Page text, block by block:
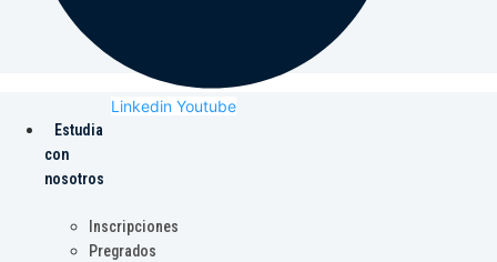
Linkedin Youtube
Estudia
con
nosotros
Inscripciones
Pregrados